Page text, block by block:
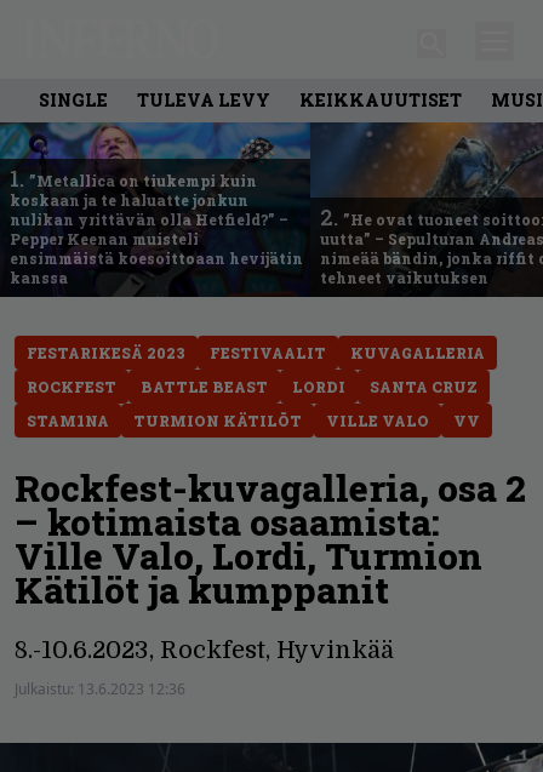
SINGLE TULEVA LEVY KEIKKAUUTISET
1. ”Metallica on tiukempi kuin
koskaan ja te haluatte jonkun
nulikan yrittävän olla Hetfield?” –
Pepper Keenan muisteli
ensimmäistä koesoittoaan hevijätin
kanssa
2. ”He ovat tuoneet
uutta” – Sepulturan
nimeää bändin, jonka riffit
tehneet vaikutuksen
FESTARIKESÄ 2023 FESTIVAALIT
KUVAGALLERIA
ROCKFEST
BATTLE BEAST LORDI
SANTA CRUZ
STAM1NA
TURMION KÄTILÖT VILLE VALO VV
Rockfest-kuvagalleria, osa 2
– kotimaista osaamista:
Ville Valo, Lordi, Turmion
Kätilöt ja kumppanit
8.-10.6.2023, Rockfest, Hyvinkää
Julkaistu: 13.6.2023 12:36